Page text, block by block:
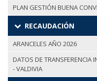
PLAN GESTIÓN BUENA
RECAUDACIÓN
ARANCELES AÑO 2026
DATOS DE TRANSFERENCIA
- VALDIVIA